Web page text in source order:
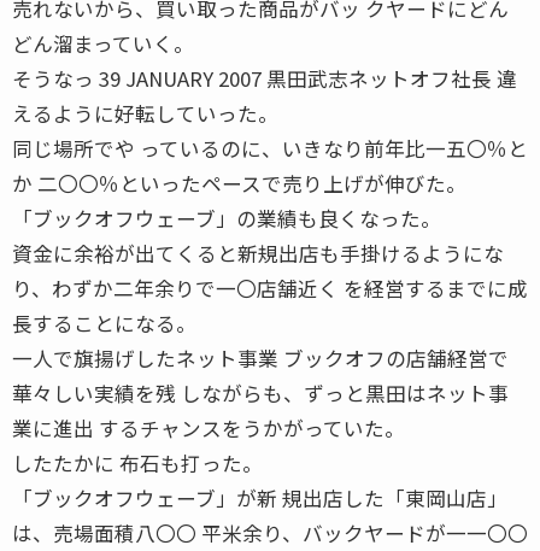
売れないから、買い取った商品がバッ クヤードにどん
どん溜まっていく。
そうなっ 39 JANUARY 2007 黒田武志ネットオフ社長 違
えるように好転していった。
同じ場所でや っているのに、いきなり前年比一五〇％と
か 二〇〇％といったペースで売り上げが伸びた。
「ブックオフウェーブ」の業績も良くなった。
資金に余裕が出てくると新規出店も手掛けるようにな
り、わずか二年余りで一〇店舗近く を経営するまでに成
長することになる。
一人で旗揚げしたネット事業 ブックオフの店舗経営で
華々しい実績を残 しながらも、ずっと黒田はネット事
業に進出 するチャンスをうかがっていた。
したたかに 布石も打った。
「ブックオフウェーブ」が新 規出店した「東岡山店」
は、売場面積八〇〇 平米余り、バックヤードが一一〇〇